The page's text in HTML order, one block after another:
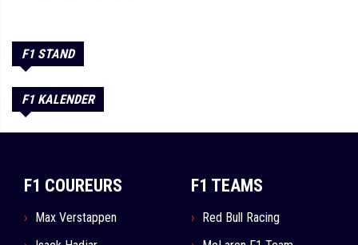
F1 STAND
F1 KALENDER
F1 COUREURS
Max Verstappen
F1 TEAMS
Red Bull Racing